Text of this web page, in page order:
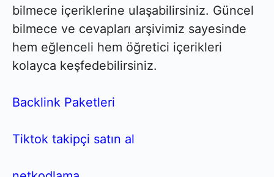
bilmece içeriklerine ulaşabilirsiniz. Güncel
bilmece ve cevapları arşivimiz sayesinde
hem eğlenceli hem öğretici içerikleri
kolayca keşfedebilirsiniz.
Backlink Paketleri
Tiktok takipçi satın al